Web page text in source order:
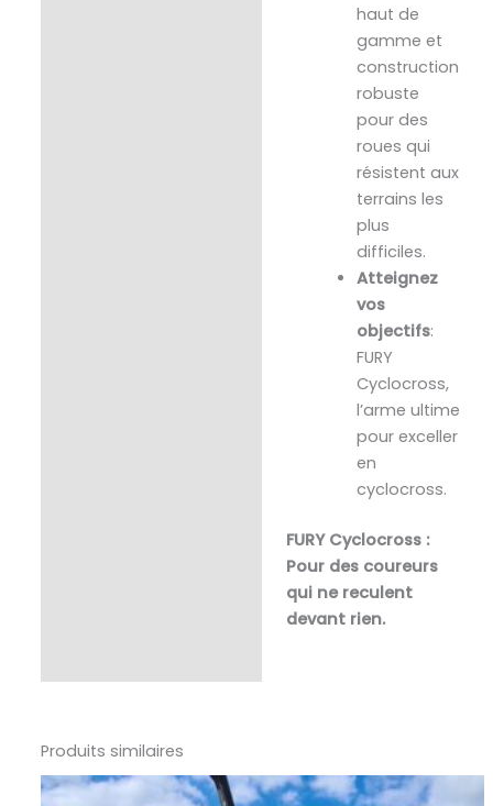
haut de
gamme et
construction
robuste
pour des
roues qui
résistent aux
terrains les
plus
difficiles.
Atteignez
vos
objectifs:
FURY
Cyclocross,
l’arme ultime
pour exceller
en
cyclocross.
FURY Cyclocross :
Pour des coureurs
qui ne reculent
devant rien.
Produits similaires